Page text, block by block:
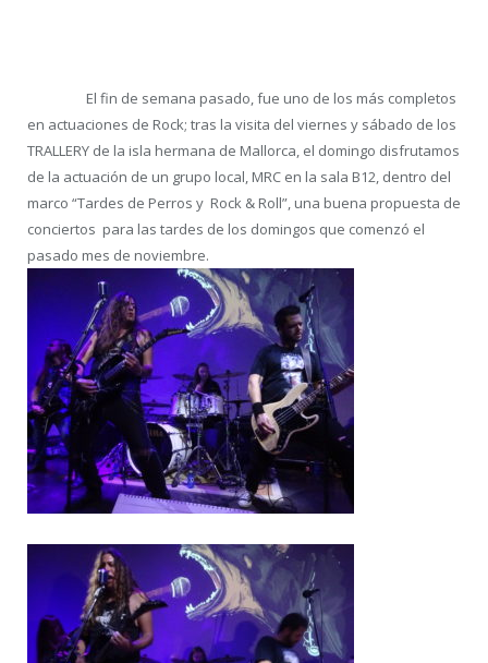
El fin de semana pasado, fue uno de los más completos
en actuaciones de Rock; tras la visita del viernes y sábado de los
TRALLERY de la isla hermana de Mallorca, el domingo disfrutamos
de la actuación de un grupo local, MRC en la sala B12, dentro del
marco “Tardes de Perros y Rock & Roll”, una buena propuesta de
conciertos para las tardes de los domingos que comenzó el
pasado mes de noviembre.